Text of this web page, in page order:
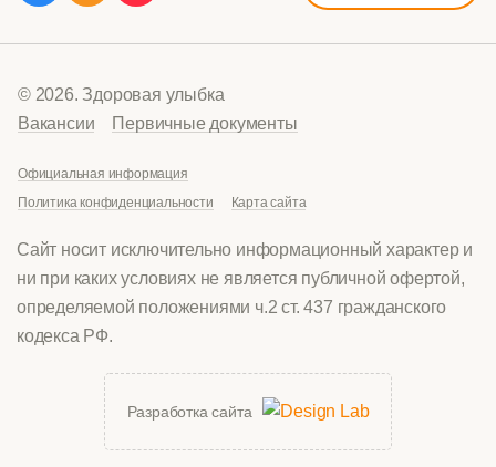
© 2026. Здоровая улыбка
Вакансии
Первичные документы
Официальная информация
Политика конфиденциальности
Карта сайта
Сайт носит исключительно информационный характер и
ни при каких условиях не является публичной офертой,
определяемой положениями ч.2 ст. 437 гражданского
кодекса РФ.
Разработка сайта